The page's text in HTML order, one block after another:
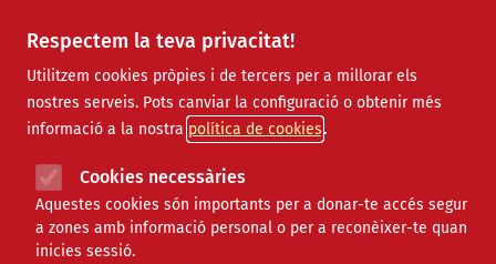
Respectem la teva privacitat!
Utilitzem cookies pròpies i de tercers per a millorar els
nostres serveis. Pots canviar la configuració o obtenir més
informació a la nostra política de cookies
Cookies necessàries
Aquestes cookies són importants per a donar-te accés segur
a zones amb informació personal o per a reconèixer-te quan
inicies sessió.
Finançament
Dimecres, 25 de maig de 2022 -
Núm. 478
Butlletins
anteriors